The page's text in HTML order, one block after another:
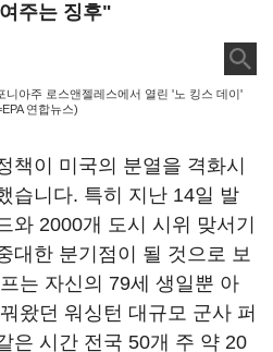
주는 징후"
니아주 로스앤젤레스에서 열린 '노 킹스 데이'
연합뉴스)
책이 미국의 분열을 격화시
습니다. 특히 지난 14일 발
와 2000개 도시 시위 맞서기
대한 분기점이 될 것으로 보
는 자신의 79세 생일뿐 아
왔던 워싱턴 대규모 군사 퍼
은 시간 전국 50개 주 약 20